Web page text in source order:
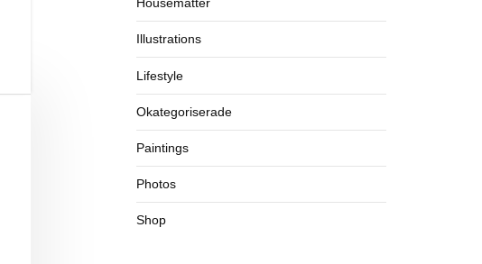
Illustrations
Lifestyle
Okategoriserade
Paintings
Photos
Shop